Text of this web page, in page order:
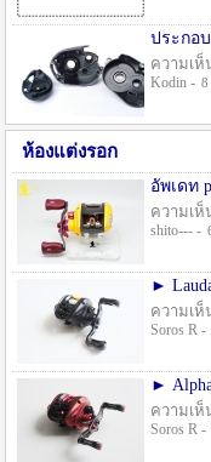
ความเห็
Kodin - 8
ห้องแต่งรอก
อัพเดท
ความเห็
shito--- -
►
ความเห็
Soros R -
►
ความเห็
Soros R -